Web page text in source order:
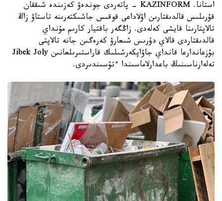
استانا. KAZINFORM - پاتەردى جوندەۋ كەزىندە شىققان
قۇرىلىس قالدىقتارىن اۋلاداعى قوقىس جاشىكتەرىنە تاستاۋ زاڭ
تالاپتارىنا قايشى كەلەدى. زاڭگەر باقتيار كارىم مۇنداي
قالدىقتاردى قالاي دۇرىس شىعارۋ كەرەگىن جانە تالاپتى
بۇزعاندارعا قانداي جاۋاپكەرشىلىك قاراستىرىلعانىن Jibek Joly
تەلەارناسىنىڭ باعدارلاماسىندا ءتۇسىندىردى.